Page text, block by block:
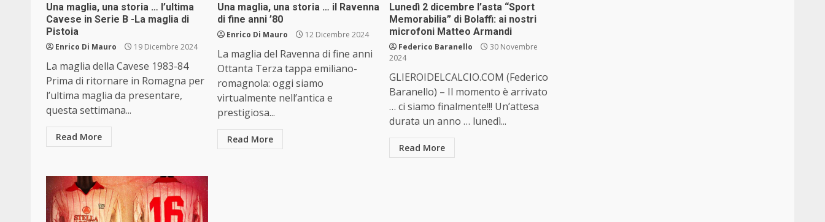
Una maglia, una storia … l’ultima
Cavese in Serie B -La maglia di
Pistoia
Enrico Di Mauro 19 Dicembre 2024
La maglia della Cavese 1983-84
Prima di ritornare in Romagna per
l’ultima maglia da presentare,
questa settimana...
Read More
Una maglia, una storia … il Ravenna
di fine anni ’80
Enrico Di Mauro 12 Dicembre 2024
La maglia del Ravenna di fine anni
Ottanta Terza tappa emiliano-
romagnola: oggi siamo
virtualmente nell’antica e
prestigiosa...
Read More
Lunedì 2 dicembre l’asta “Sport
Memorabilia” di Bolaffi: ai nostri
microfoni Matteo Armandi
Federico Baranello
30 Novembre
2024
GLIEROIDELCALCIO.COM (Federico
Baranello) – Il momento è arrivato
… ci siamo finalmente!!! Un’attesa
durata un anno … lunedì...
Read More